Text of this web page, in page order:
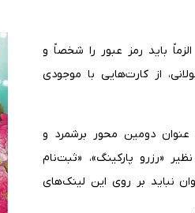
باید رمز عبور را شخصاً و
از کارت‌هایی با موجودی
عنوان دومین محور برشمرد و
«رزرو پارکینگ»، «ثبت‌نام
نباید بر روی این لینک‌های